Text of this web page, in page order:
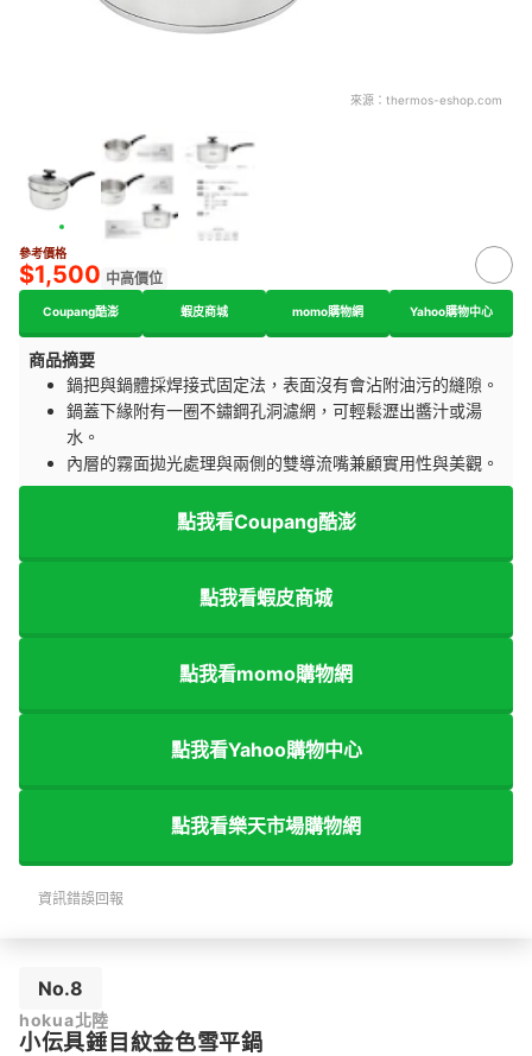
來源： thermos-eshop.com
參考價格
$1,500 中高價位
Coupang酷澎 蝦皮商城 momo購物網 Yahoo購物中心
商品摘要
鍋把與鍋體採焊接式固定法，表面沒有會沾附油污的縫隙。
鍋蓋下緣附有一圈不鏽鋼孔洞濾網，可輕鬆瀝出醬汁或湯
水。
內層的霧面拋光處理與兩側的雙導流嘴兼顧實用性與美觀。
點我看Coupang酷澎
點我看蝦皮商城
點我看momo購物網
點我看Yahoo購物中心
點我看樂天市場購物網
資訊錯誤回報
No.8
hokua北陸
小伝具錘目紋金色雪平鍋